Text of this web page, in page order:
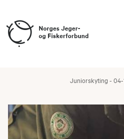
Juniorskyting - 04-